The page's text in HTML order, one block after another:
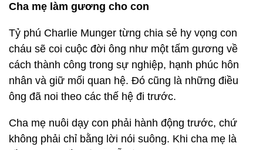
Cha mẹ làm gương cho con
Tỷ phú Charlie Munger từng chia sẻ hy vọng con
cháu sẽ coi cuộc đời ông như một tấm gương về
cách thành công trong sự nghiệp, hạnh phúc hôn
nhân và giữ mối quan hệ. Đó cũng là những điều
ông đã noi theo các thế hệ đi trước.
Cha mẹ nuôi dạy con phải hành động trước, chứ
không phải chỉ bằng lời nói suông. Khi cha mẹ là